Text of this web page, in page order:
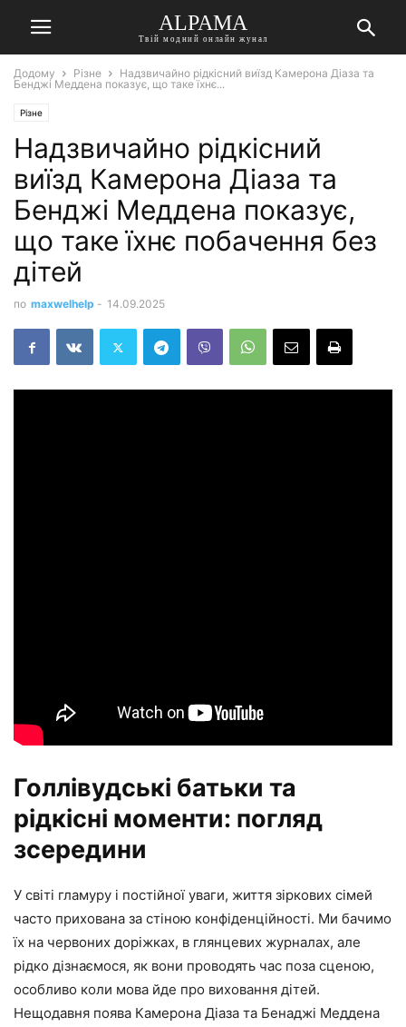
ALPAMA
Твій модний онлайн жунал
Додому Різне
Надзвичайно рідкісний виїзд Камерона Діаза та
Бенджі Меддена показує, що таке їхнє...
Різне
Надзвичайно рідкісний
виїзд Камерона Діаза та
Бенджі Меддена показує,
що таке їхнє побачення без
дітей
по maxwelhelp - 14.09.2025
Голлівудські батьки та
рідкісні моменти: погляд
зсередини
У світі гламуру і постійної уваги, життя зіркових сімей
часто прихована за стіною конфіденційності. Ми бачимо
їх на червоних доріжках, в глянцевих журналах, але
рідко дізнаємося, як вони проводять час поза сценою,
особливо коли мова йде про виховання дітей.
Нещодавня поява Камерона Діаза та Бенаджі Меддена